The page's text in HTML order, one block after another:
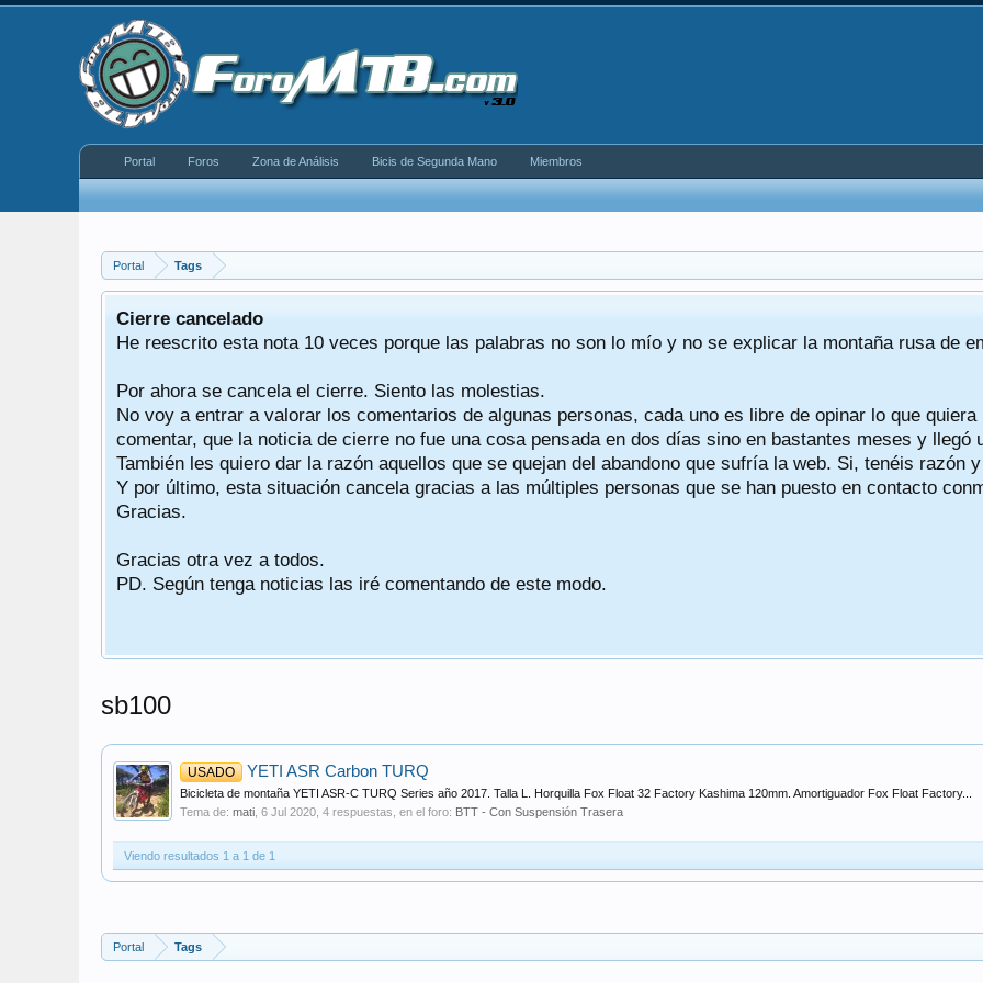
Portal Tags
Cierre cancelado
He reescrito esta nota 10 veces porque las palabras no son lo mío y no se explicar la montaña rusa de
Por ahora se cancela el cierre. Siento las molestias.
No voy a entrar a valorar los comentarios de algunas personas, cada uno es libre de opinar lo que
comentar, que la noticia de cierre no fue una cosa pensada en dos días sino en bastantes meses y llegó
También les quiero dar la razón aquellos que se quejan del abandono que sufría la web. Si, tenéis razón
Y por último, esta situación cancela gracias a las múltiples personas que se han puesto en contacto
Gracias.
Gracias otra vez a todos.
PD. Según tenga noticias las iré comentando de este modo.
sb100
USADO YETI ASR Carbon TURQ
Bicicleta de montaña YETI ASR-C TURQ Series año 2017. Talla L. Horquilla Fox Float 32 Factory Kashima 120mm. Amortiguador Fox Float Factory...
Tema de: mati 6 Jul 2020 , 4 respuestas, en el foro: BTT - Con Suspensión Trasera
Viendo resultados 1 a 1 de 1
Portal Tags
Portal Foros Zona de Análisis Bicis de Segunda Mano Miembros